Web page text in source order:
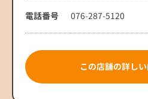
電話番号 076-287-5120
この店舗の詳し